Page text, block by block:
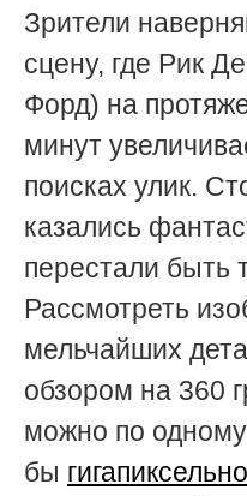
Зрители
сцену, где Рик
Форд) на
минут
поисках улик.
казались
перестали быть
Рассмотреть
мельчайших
обзором на 360
можно по
бы